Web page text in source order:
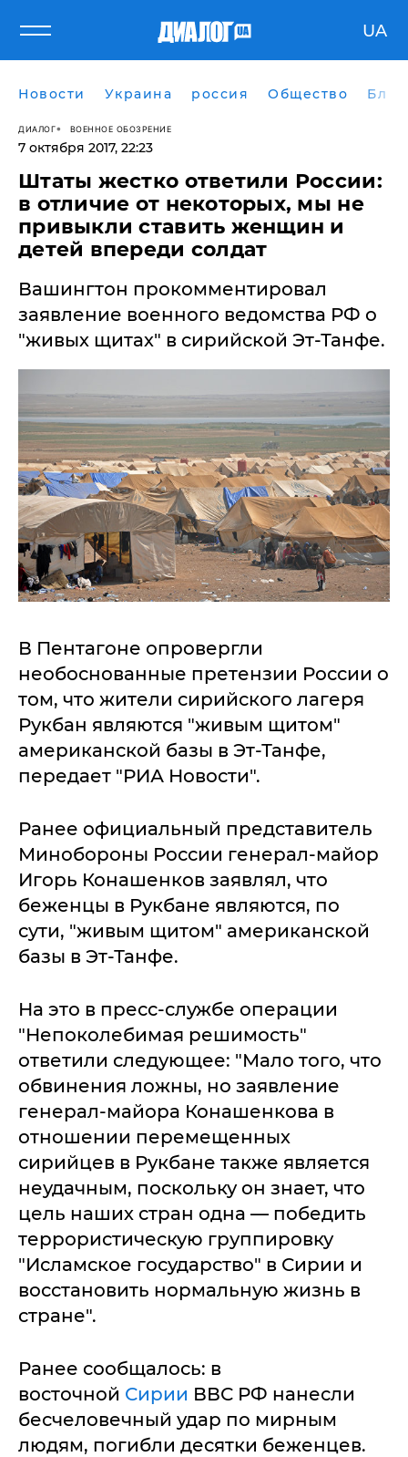
UA
Новости Украина россия Общество
ДИАЛОГ ВОЕННОЕ ОБОЗРЕНИЕ
7 октября 2017, 22:23
Штаты жестко ответили России:
в отличие от некоторых, мы не
привыкли ставить женщин и
детей впереди солдат
Вашингтон прокомментировал
заявление военного ведомства РФ о
"живых щитах" в сирийской Эт-Танфе.
В Пентагоне опровергли
необоснованные претензии России о
том, что жители сирийского лагеря
Рукбан являются "живым щитом"
американской базы в Эт-Танфе,
передает "РИА Новости".
Ранее официальный представитель
Минобороны России генерал-майор
Игорь Конашенков заявлял, что
беженцы в Рукбане являются, по
сути, "живым щитом" американской
базы в Эт-Танфе.
На это в пресс-службе операции
"Непоколебимая решимость"
ответили следующее: "Мало того, что
обвинения ложны, но заявление
генерал-майора Конашенкова в
отношении перемещенных
сирийцев в Рукбане также является
неудачным, поскольку он знает, что
цель наших стран одна — победить
террористическую группировку
"Исламское государство" в Сирии и
восстановить нормальную жизнь в
стране".
Ранее сообщалось: в
восточной Сирии ВВС РФ нанесли
бесчеловечный удар по мирным
людям, погибли десятки беженцев.